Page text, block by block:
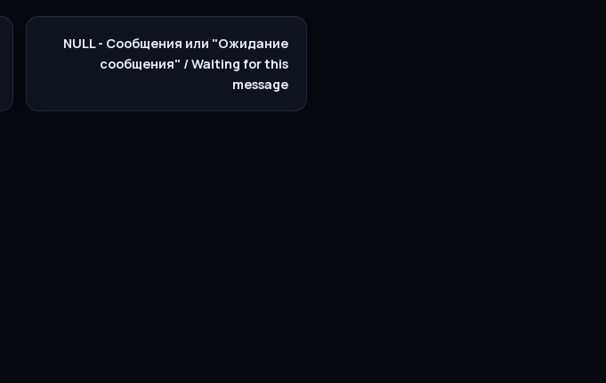
NULL - Сообщения или "Ожидание
сообщения" / Waiting for this
message